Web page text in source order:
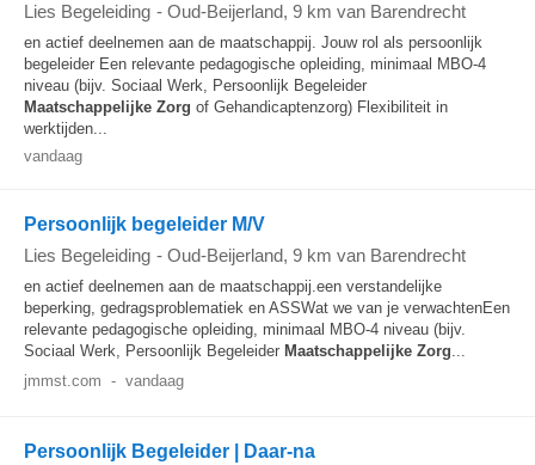
Lies Begeleiding - Oud-Beijerland, 9 km van Barendrecht
en actief deelnemen aan de maatschappij. Jouw rol als persoonlijk
begeleider Een relevante pedagogische opleiding, minimaal MBO-4
niveau (bijv. Sociaal Werk, Persoonlijk Begeleider
Maatschappelijke Zorg of Gehandicaptenzorg) Flexibiliteit in
werktijden...
vandaag
Persoonlijk begeleider M/V
Lies Begeleiding - Oud-Beijerland, 9 km van Barendrecht
en actief deelnemen aan de maatschappij.een verstandelijke
beperking, gedragsproblematiek en ASSWat we van je verwachtenEen
relevante pedagogische opleiding, minimaal MBO-4 niveau (bijv.
Sociaal Werk, Persoonlijk Begeleider Maatschappelijke Zorg...
jmmst.com - vandaag
Persoonlijk Begeleider | Daar-na